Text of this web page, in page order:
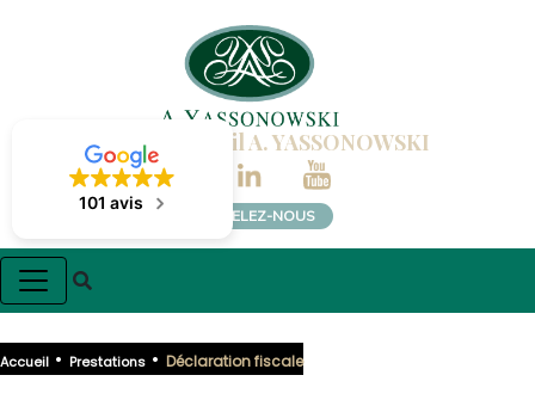
101 avis
Cabinet Conseil A. YASSONOWSKI
APPELEZ-NOUS
Accueil • Prestations • Déclaration fiscale